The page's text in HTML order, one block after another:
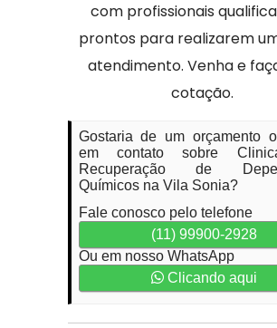
com profissionais
prontos para realizarem
atendimento. Venha e
cotação.
Gostaria de um orçamento
em contato sobre
Recuperação de
Químicos na Vila Sonia?
Fale conosco pelo telefone
(11) 99900-2928
Ou em nosso WhatsApp
Clicando aqui